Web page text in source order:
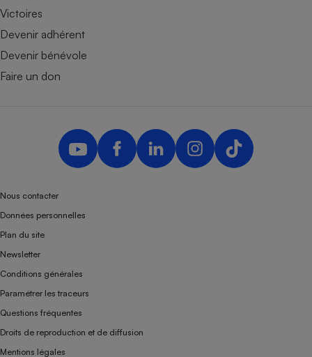
Victoires
Devenir adhérent
Devenir bénévole
Faire un don
Nous contacter
Données personnelles
Plan du site
Newsletter
Conditions générales
Paramétrer les traceurs
Questions fréquentes
Droits de reproduction et de diffusion
Mentions légales